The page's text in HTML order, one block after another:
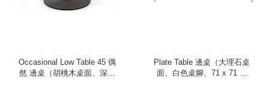
Occasional Low Table 45 偶
然 邊桌（胡桃木桌面、深棕
Plate Table 邊桌（大理石桌
面、白色桌腳、71 x 71 公